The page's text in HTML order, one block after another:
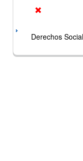
Derechos